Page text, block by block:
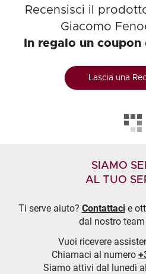
Recensisci il
Giacomo
In regalo un
Lascia una
SIAMO
AL TUO
Ti serve aiuto? Contattacie
dal nostro
Vuoi ricevere
Chiamaci al numero
Siamo attivi dal lunedì